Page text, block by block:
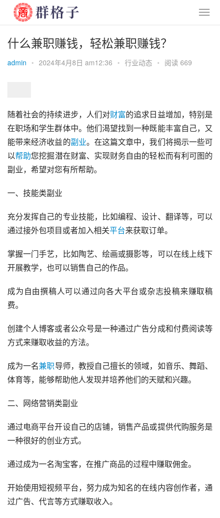
什么兼职赚钱，轻松兼职赚钱？
admin • 2024年4月8日 am12:36 • 行业动态 • 阅读 669
随着社会的持续进步，人们对财富的追求日益增加，特别是
在职场和学生群体中。他们渴望找到一种既能丰富自己，又
能带来经济收益的副业。在这篇文章中，我们将揭示一些可
以帮助您挖掘潜在财富、实现财务自由的轻松而有利可图的
副业，希望对您有所帮助。
一、技能类副业
充分发挥自己的专业技能，比如编程、设计、翻译等，可以
通过接外包项目或者加入相关平台来获取订单。
掌握一门手艺，比如陶艺、绘画或摄影等，可以在线上线下
开展教学，也可以销售自己的作品。
成为自由撰稿人可以通过向各大平台或杂志投稿来赚取稿
费。
创建个人博客或者公众号是一种通过广告分成和付费阅读等
方式来赚取收益的方法。
成为一名兼职导师，教授自己擅长的领域，如音乐、舞蹈、
体育等，能够帮助他人发现并培养他们的天赋和兴趣。
二、网络营销类副业
通过电商平台开设自己的店铺，销售产品或提供代购服务是
一种很好的创业方式。
通过成为一名淘宝客，在推广商品的过程中赚取佣金。
开始使用短视频平台，努力成为知名的在线内容创作者，通
过广告、代言等方式赚取收入。